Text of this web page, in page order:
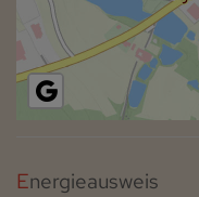
Energieausweis